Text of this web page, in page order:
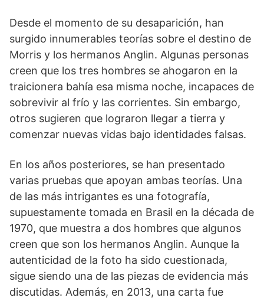
Desde el momento de su desaparición, han
surgido innumerables teorías sobre el destino de
Morris y los hermanos Anglin. Algunas personas
creen que los tres hombres se ahogaron en la
traicionera bahía esa misma noche, incapaces de
sobrevivir al frío y las corrientes. Sin embargo,
otros sugieren que lograron llegar a tierra y
comenzar nuevas vidas bajo identidades falsas.
En los años posteriores, se han presentado
varias pruebas que apoyan ambas teorías. Una
de las más intrigantes es una fotografía,
supuestamente tomada en Brasil en la década de
1970, que muestra a dos hombres que algunos
creen que son los hermanos Anglin. Aunque la
autenticidad de la foto ha sido cuestionada,
sigue siendo una de las piezas de evidencia más
discutidas. Además, en 2013, una carta fue